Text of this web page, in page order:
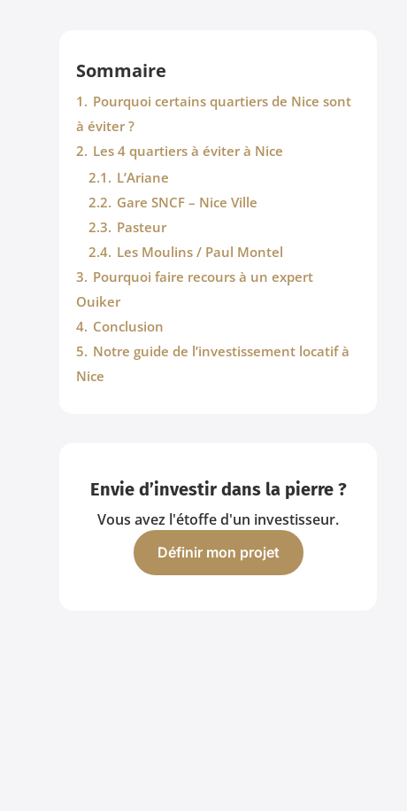
Sommaire
1. Pourquoi certains quartiers de Nice sont
à éviter ?
2. Les 4 quartiers à éviter à Nice
2.1. L’Ariane
2.2. Gare SNCF – Nice Ville
2.3. Pasteur
2.4. Les Moulins / Paul Montel
3. Pourquoi faire recours à un expert
Ouiker
4. Conclusion
5. Notre guide de l’investissement locatif à
Nice
Envie d’investir dans la pierre ?
Vous avez l'étoffe d'un investisseur.
Définir mon projet